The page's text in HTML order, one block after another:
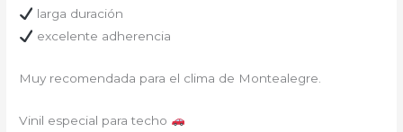
larga duración
excelente adherencia
Muy recomendada para el clima de Montealegre.
Vinil especial para techo